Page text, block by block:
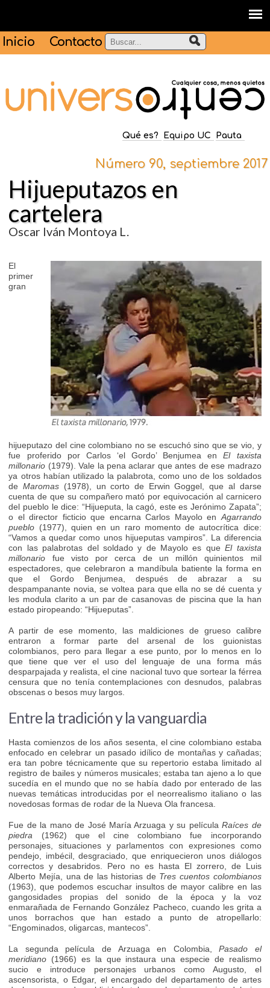
Inicio Contacto
Qué es? Equipo UC Pauta
Número 90, septiembre 2017
Hijueputazos en
cartelera
Oscar Iván Montoya L.
El
primer
gran
hijueputazo del cine colombiano no se escuchó sino que se vio, y
fue proferido por Carlos ‘el Gordo’ Benjumea enEl taxista
millonario (1979). Vale la pena aclarar que antes de ese madrazo
ya otros habían utilizado la palabrota, como uno de los soldados
deMaromas (1978), un corto de Erwin Goggel, que al darse
cuenta de que su compañero mató por equivocación al carnicero
del pueblo le dice: “Hijueputa, la cagó, este es Jerónimo Zapata”;
o el director ficticio que encarna Carlos Mayolo en Agarrando
pueblo (1977), quien en un raro momento de autocrítica dice:
“Vamos a quedar como unos hijueputas vampiros”. La diferencia
con las palabrotas del soldado y de Mayolo es queEl taxista
millonario fue visto por cerca de un millón quinientos mil
espectadores, que celebraron a mandíbula batiente la forma en
que el Gordo Benjumea, después de abrazar a su
despampanante novia, se voltea para que ella no se dé cuenta y
les modula clarito a un par de casanovas de piscina que la han
estado piropeando: “Hijueputas”.
A partir de ese momento, las maldiciones de grueso calibre
entraron a formar parte del arsenal de los guionistas
colombianos, pero para llegar a ese punto, por lo menos en lo
que tiene que ver el uso del lenguaje de una forma más
desparpajada y realista, el cine nacional tuvo que sortear la férrea
censura que no tenía contemplaciones con desnudos, palabras
obscenas o besos muy largos.
Entre la tradición y la vanguardia
Hasta comienzos de los años sesenta, el cine colombiano estaba
enfocado en celebrar un pasado idílico de montañas y cañadas;
era tan pobre técnicamente que su repertorio estaba limitado al
registro de bailes y números musicales; estaba tan ajeno a lo que
sucedía en el mundo que no se había dado por enterado de las
nuevas temáticas introducidas por el neorrealismo italiano o las
novedosas formas de rodar de la Nueva Ola francesa.
Fue de la mano de José María Arzuaga y su películaRaíces de
piedra (1962) que el cine colombiano fue incorporando
personajes, situaciones y parlamentos con expresiones como
pendejo, imbécil, desgraciado, que enriquecieron unos diálogos
correctos y desabridos. Pero no es hasta El zorrero, de Luis
Alberto Mejía, una de las historias de Tres cuentos colombianos
(1963), que podemos escuchar insultos de mayor calibre en las
gangosidades propias del sonido de la época y la voz
enmarañada de Fernando González Pacheco, cuando les grita a
unos borrachos que han estado a punto de atropellarlo:
“Engominados, oligarcas, mantecos”.
La segunda película de Arzuaga en Colombia,Pasado el
meridiano (1966) es la que instaura una especie de realismo
sucio e introduce personajes urbanos como Augusto, el
ascensorista, o Edgar, el encargado del departamento de artes